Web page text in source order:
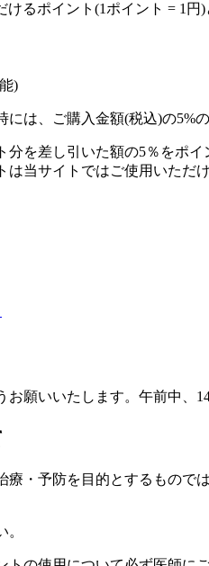
けるポイント(1ポイント = 1円
)
は、ご購入金額(税込)の5%
を差し引いた額の5％をポイ
当サイトではご使用いただけ
願いいたします。午前中、
療・予防を目的とするもの